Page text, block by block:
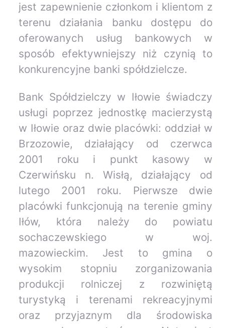
jest zapewnienie członkom i klientom z
terenu działania banku dostępu do
oferowanych usług bankowych w
sposób efektywniejszy niż czynią to
konkurencyjne banki spółdzielcze.
Bank Spółdzielczy w Iłowie świadczy
usługi poprzez jednostkę macierzystą
w Iłowie oraz dwie placówki: oddział w
Brzozowie, działający od czerwca
2001 roku i punkt kasowy w
Czerwińsku n. Wisłą, działający od
lutego 2001 roku. Pierwsze dwie
placówki funkcjonują na terenie gminy
Iłów, która należy do powiatu
sochaczewskiego w woj.
mazowieckim. Jest to gmina o
wysokim stopniu zorganizowania
produkcji rolniczej z rozwiniętą
turystyką i terenami rekreacyjnymi
oraz przyjaznym dla środowiska